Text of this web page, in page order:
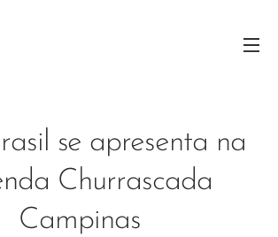
se apresenta na
Churrascada
Campinas